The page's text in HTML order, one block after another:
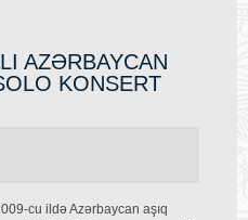
AZƏRBAYCAN
KONSERT
cu ildə Azərbaycan aşıq